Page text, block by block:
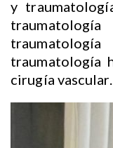
y
traumatología
cirugía vascular.